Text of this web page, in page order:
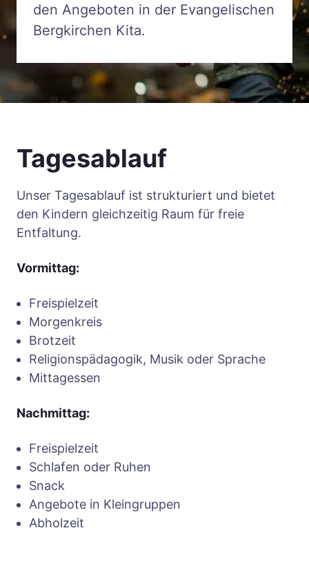
den Angeboten in der Ev­angelischen
Bergkirchen Kita.
Tagesablauf
Unser Tagesablauf ist strukturiert und bietet
den Kindern gleichzeitig Raum für freie
Entfaltung.
Vormittag:
Freispielzeit
Morgenkreis
Brotzeit
Religionspädagogik, Musik oder Sprache
Mittagessen
Nachmittag:
Freispielzeit
Schlafen oder Ruhen
Snack
Angebote in Kleingruppen
Abholzeit